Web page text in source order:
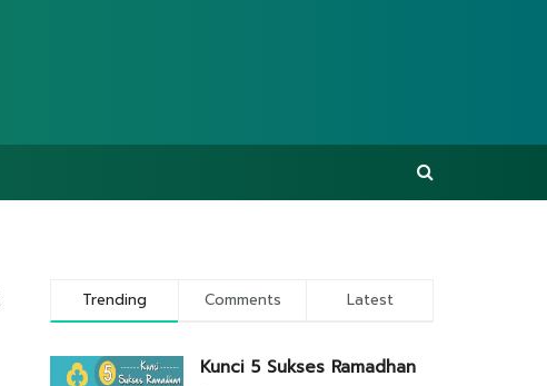
Trending Comments Latest
Kunci 5 Sukses Ramadhan